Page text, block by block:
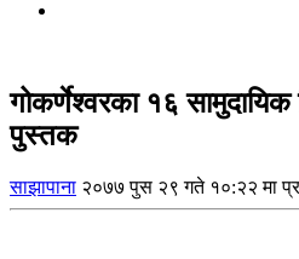
गोकर्णेश्वरका १६ सामुदायिक
पुस्तक
साझापाना २०७७ पुस २९ गते १०:२२ मा